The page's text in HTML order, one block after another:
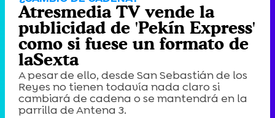
Atresmedia TV vende la
publicidad de 'Pekín Express'
como si fuese un formato de
laSexta
A pesar de ello, desde San Sebastián de los
Reyes no tienen todavía nada claro si
cambiará de cadena o se mantendrá en la
parrilla de Antena 3.